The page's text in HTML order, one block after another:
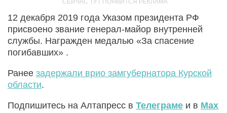
12 декабря 2019 года Указом президента РФ
присвоено звание генерал-майор внутренней
службы. Награжден медалью «За спасение
погибавших» .
Ранее задержали врио замгубернатора Курской
области.
Подпишитесь на Алтапресс в Телеграме и в Max